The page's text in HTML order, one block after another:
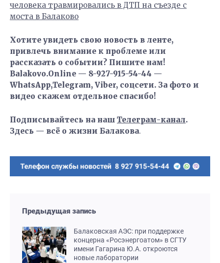
человека травмировались в ДТП на съезде с
моста в Балаково
Хотите увидеть свою новость в ленте,
привлечь внимание к проблеме или
рассказать о событии? Пишите нам!
Balakovo.Online — 8-927-915-54-44 —
WhatsApp,Telegram, Viber, соцсети. За фото и
видео скажем отдельное спасибо!
Подписывайтесь на наш Телеграм-канал.
Здесь — всё о жизни Балакова.
Предыдущая запись
Балаковская АЭС: при поддержке
концерна «Росэнергоатом» в СГТУ
имени Гагарина Ю.А. откроются
новые лаборатории